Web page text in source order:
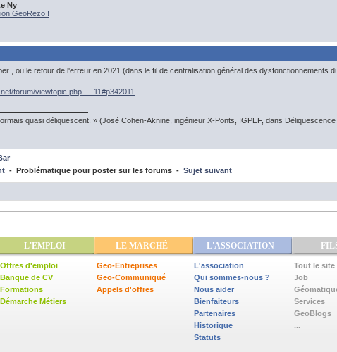
Ny
GeoRezo !
, ou le retour de l'erreur en 2021 (dans le fil de centralisation général des dysfonctionnements
forum/viewtopic.php … 11#p342011
quasi déliquescent. » (José Cohen-Aknine, ingénieur X-Ponts, IGPEF, dans
- Problématique pour poster sur les forums - Sujet suivant
L'EMPLOI LE MARCHÉ L'ASSOCIATION
Offres d'emploi
Banque de CV
Formations
Démarche Métiers
Geo-Entreprises
Geo-Communiqué
Appels d'offres
L'association
Qui sommes-nous ?
Nous aider
Bienfaiteurs
Partenaires
Historique
Statuts
Tout le site
Job
Services
GeoBlogs
...